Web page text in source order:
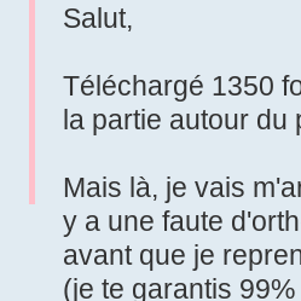
Salut,
Téléchargé 1350
la partie autour du
Mais là, je vais
y a une faute
avant que je
(je te garantis